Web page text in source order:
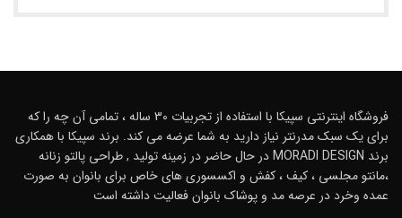
فروشگاه اینترنتی سپیکا با استفاده از تجربیات 30 ساله ، تمامی آن چه را که
برای یک سبک مدرنتر نیاز دارید به شما عرضه می کند. برند سپیکا با همکاری
برند MORADI DESIGN در حال حاضر در زمینه تولید , طراحی پالتو زنانه
،مانتو مجلسی ، کیف ، کفش و اکسسوری های خاص برای بانوان به صورت
عمده وخرد در عرصه مد و پوشاک بانوان فعالیت داشته است